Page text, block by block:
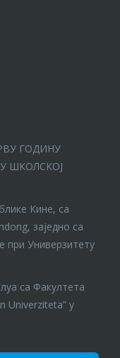
ГОДИНУ
ШКОЛСКОЈ
Кине, са
заједно са
при Универзитету
са Факултета
Univerziteta” у